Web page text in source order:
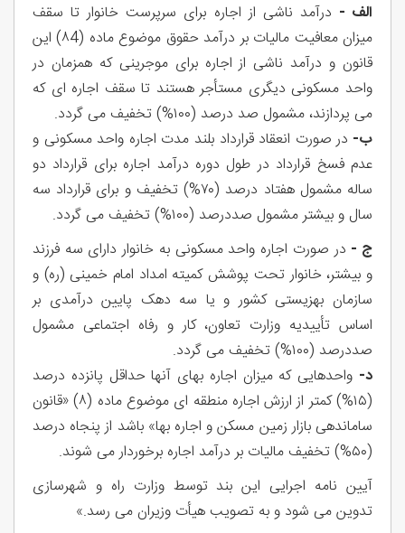
الف - درآمد ناشی از اجاره برای سرپرست خانوار تا سقف
میزان معافیت مالیات بر درآمد حقوق موضوع ماده (٨4) این
قانون و درآمد ناشی از اجاره برای موجرینی که همزمان در
واحد مسکونی دیگری مستأجر هستند تا سقف اجاره ای که
می پردازند، مشمول صد درصد (۱۰۰%) تخفیف می گردد.
ب- در صورت انعقاد قرارداد بلند مدت اجاره واحد مسکونی و
عدم فسخ قرارداد در طول دوره درآمد اجاره برای قرارداد دو
ساله مشمول هفتاد درصد (۷۰%) تخفیف و برای قرارداد سه
سال و بیشتر مشمول صددرصد (۱۰۰%) تخفیف می گردد.
ج - در صورت اجاره واحد مسکونی به خانوار دارای سه فرزند
و بیشتر، خانوار تحت پوشش کمیته امداد امام خمینی (ره) و
سازمان بهزیستی کشور و یا سه دهک پایین درآمدی بر
اساس تأییدیه وزارت تعاون، کار و رفاه اجتماعی مشمول
صددرصد (۱۰۰%) تخفیف می گردد.
د- واحدهایی که میزان اجاره بهای آنها حداقل پانزده درصد
(۱۵%) کمتر از ارزش اجاره منطقه ای موضوع ماده (۸) «قانون
ساماندهی بازار زمین مسکن و اجاره بها» باشد از پنجاه درصد
(۵۰%) تخفیف مالیات بر درآمد اجاره برخوردار می شوند.
آیین نامه اجرایی این بند توسط وزارت راه و شهرسازی
تدوین می شود و به تصویب هیأت وزیران می رسد.»